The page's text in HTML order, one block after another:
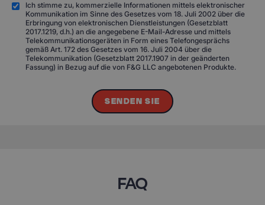
Ich stimme zu, kommerzielle Informationen mittels elektronischer
Kommunikation im Sinne des Gesetzes vom 18. Juli 2002 über die
Erbringung von elektronischen Dienstleistungen (Gesetzblatt
2017.1219, d.h.) an die angegebene E-Mail-Adresse und mittels
Telekommunikationsgeräten in Form eines Telefongesprächs
gemäß Art. 172 des Gesetzes vom 16. Juli 2004 über die
Telekommunikation (Gesetzblatt 2017.1907 in der geänderten
Fassung) in Bezug auf die von F&G LLC angebotenen Produkte.
SENDEN SIE
FAQ